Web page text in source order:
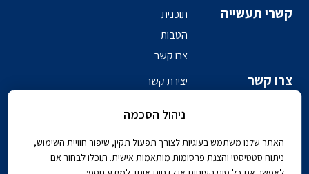
קשרי תעשייה
תוכנית
הטבות
צרו קשר
צרו קשר
יצירת קשר
ספר טלפונים פקולטי
ניהול הסכמה
האתר שלנו משתמש בעוגיות לצורך תפעול תקין, שיפור חוויית השימוש,
ניתוח סטטיסטי והצגת פרסומות מותאמות אישית. תוכלו לבחור אם